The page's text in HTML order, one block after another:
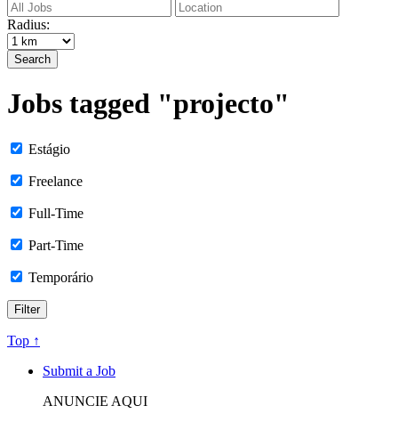
Radius:
Search
Jobs tagged "projecto"
Estágio
Freelance
Full-Time
Part-Time
Temporário
Top ↑
Submit a Job
ANUNCIE AQUI